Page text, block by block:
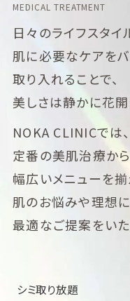
MEDICAL TREATMENT
日々のライフスタイ
肌に必要なケアをバ
取り入れることで、
美しさは静かに花開
NOKA CLINICでは、
定番の美肌治療か
幅広いメニューを揃
肌のお悩みや理想
最適なご提案をいた
シミ取り放題